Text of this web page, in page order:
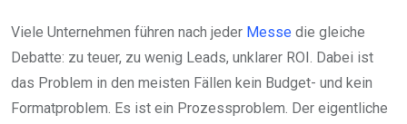
Viele Unternehmen führen nach jeder Messe die gleiche
Debatte: zu teuer, zu wenig Leads, unklarer ROI. Dabei ist
das Problem in den meisten Fällen kein Budget- und kein
Formatproblem. Es ist ein Prozessproblem. Der eigentliche